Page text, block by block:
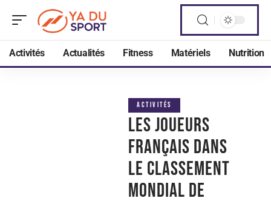
Activités Actualités Fitness Matériels Nutrition
ACTIVITÉS
Les joueurs
français dans
le classement
mondial de